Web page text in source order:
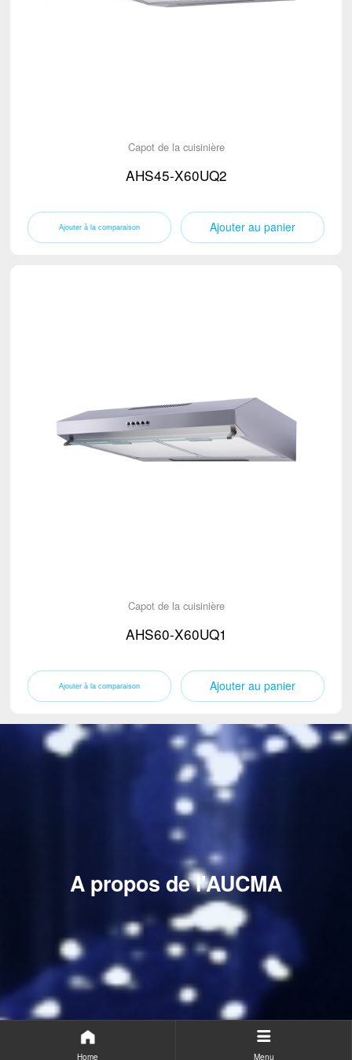
Capot de la cuisinière
AHS45-X60UQ2
Ajouter au panier
Capot de la cuisinière
AHS60-X60UQ1
Ajouter au panier
A propos de l'AUCMA
Home Menu